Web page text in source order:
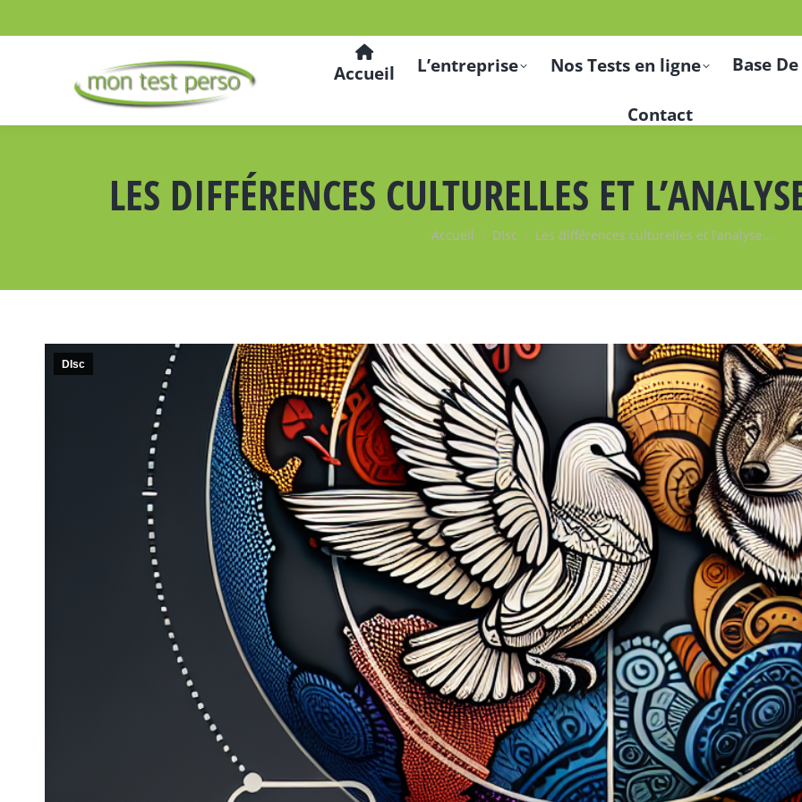
Accueil L’entreprise Nos Tests en ligne Base
Contact
LES DIFFÉRENCES CULTURELLES ET
Vous êtes ici :
Accueil DIsc Les différences culturelles et l’analyse…
DIsc